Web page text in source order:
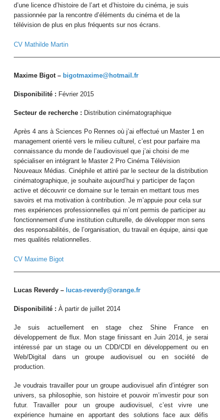
d’une licence d’histoire de l’art et d’histoire du cinéma, je suis
passionnée par la rencontre d’éléments du cinéma et de la
télévision de plus en plus fréquents sur nos écrans.
CV Mathilde Martin
Maxime Bigot – bigotmaxime@hotmail.fr
Disponibilité : Février 2015
Secteur de recherche : Distribution cinématographique
Après 4 ans à Sciences Po Rennes où j’ai effectué un Master 1 en
management orienté vers le milieu culturel, c’est pour parfaire ma
connaissance du monde de l’audiovisuel que j’ai choisi de me
spécialiser en intégrant le Master 2 Pro Cinéma Télévision
Nouveaux Médias. Cinéphile et attiré par le secteur de la distribution
cinématographique, je souhaite aujourd’hui y participer de façon
active et découvrir ce domaine sur le terrain en mettant tous mes
savoirs et ma motivation à contribution. Je m’appuie pour cela sur
mes expériences professionnelles qui m’ont permis de participer au
fonctionnement d’une institution culturelle, de développer mon sens
des responsabilités, de l’organisation, du travail en équipe, ainsi que
mes qualités relationnelles.
CV Maxime Bigot
Lucas Reverdy – lucas-reverdy@orange.fr
Disponibilité :À partir de juillet 2014
Je suis actuellement en stage chez Shine France en
développement de flux. Mon stage finissant en Juin 2014, je serai
intéressé par un stage ou un CDD/CDI en développement ou en
Web/Digital dans un groupe audiovisuel ou en société de
production.
Je voudrais travailler pour un groupe audiovisuel afin d’intégrer son
univers, sa philosophie, son histoire et pouvoir m’investir pour son
futur. Travailler pour un groupe audiovisuel, c’est vivre une
expérience humaine en apportant des solutions face aux défis